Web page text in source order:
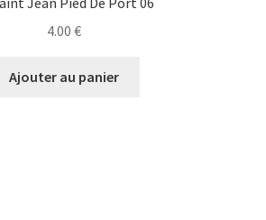
4.00 €
Ajouter au panier